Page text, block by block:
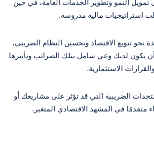
النمو وتطوير الخدمات العامة، في حين
استراتيجيات مالية مدروسة.
نحو تنويع الاقتصاد وتحسين النظام الضريبي،
يكون لديك وعي شامل بتلك الضرائب وتأثيرها
الاستثمارية.
الضريبية التي قد تؤثر على مشاريعك أو
متقدمًا في المشهد الاقتصادي المتغير.